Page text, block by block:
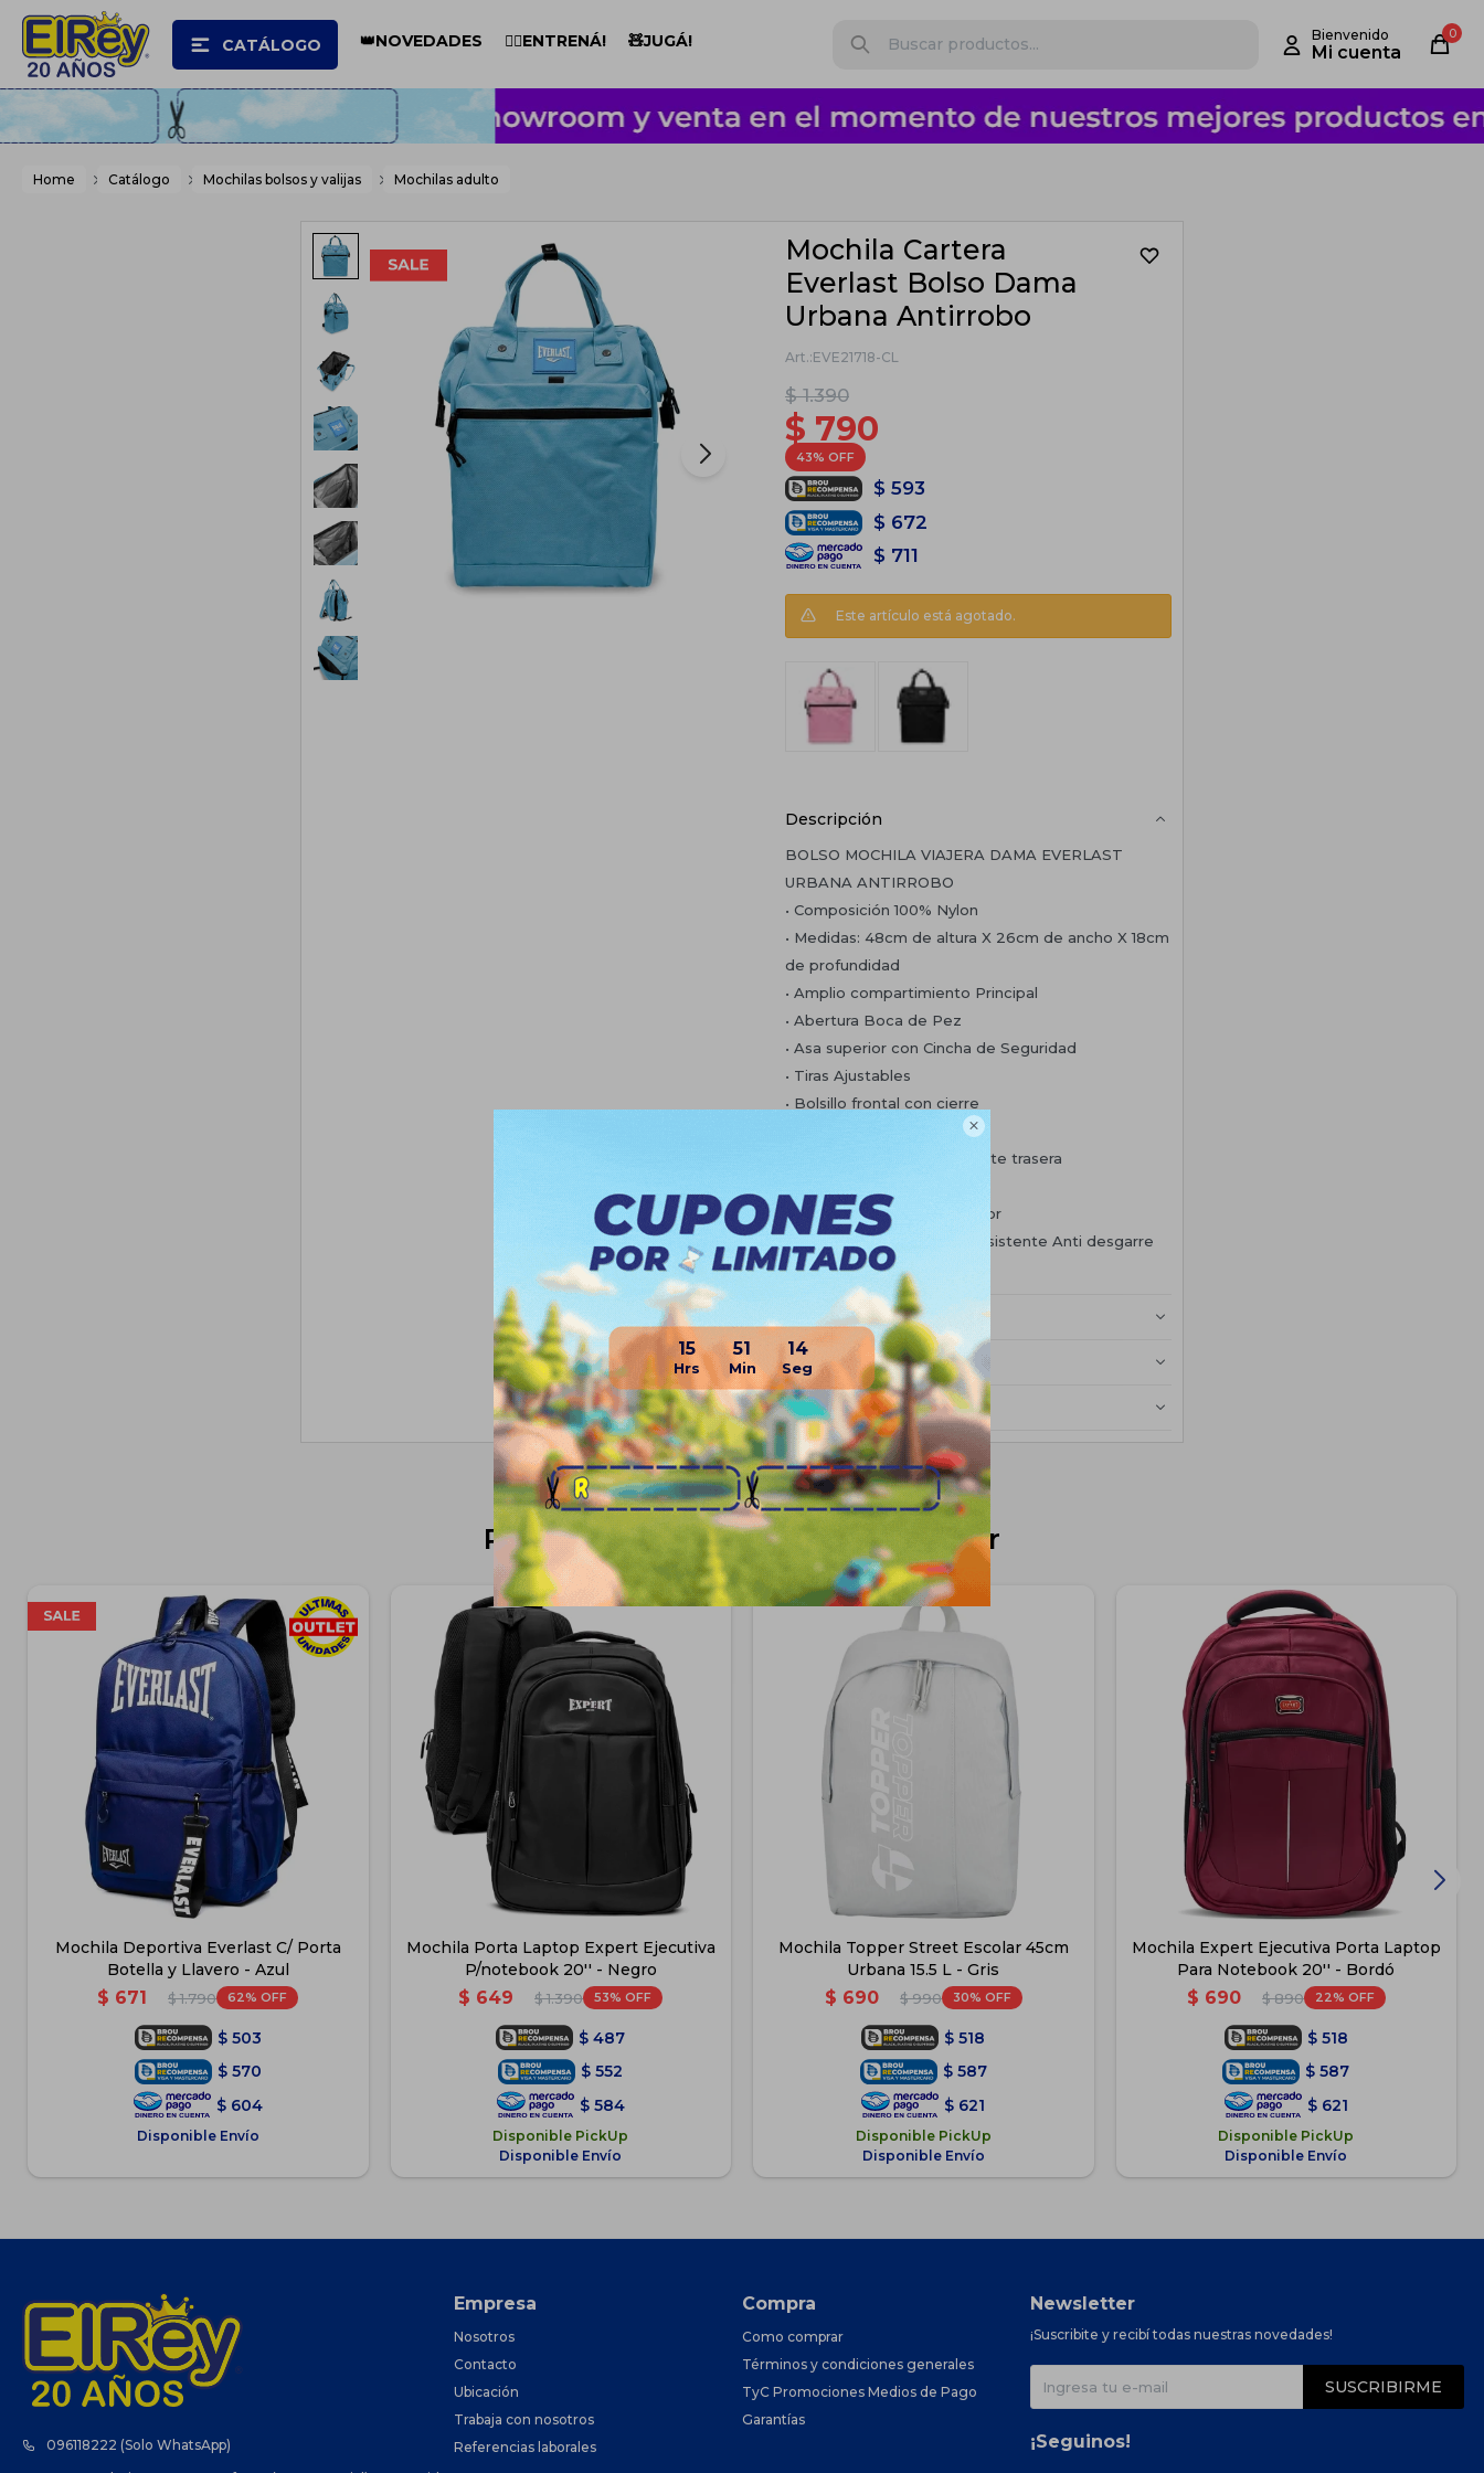

15 51 13
CATÁLOGO 👑NOVEDADES 🏋️‍♂️ENTRENÁ! 🧸JUGÁ! 0
Home Catálogo Mochilas bolsos y valijas Mochilas adulto
Mochila Cartera
Everlast Bolso Dama
Urbana Antirrobo
EVE21718-CL
$ 1.390
$ 790
43
$ 593
$ 672
$ 711
Este artículo está agotado.
Descripción
BOLSO MOCHILA VIAJERA DAMA EVERLAST
URBANA ANTIRROBO
• Composición 100% Nylon
• Medidas: 48cm de altura X 26cm de ancho X 18cm
de profundidad
• Amplio compartimiento Principal
• Abertura Boca de Pez
• Asa superior con Cincha de Seguridad
• Tiras Ajustables
• Bolsillo frontal con cierre
• Bolsillo Antirrobo en la parte trasera
• Logo frontal EVERLAST
• Organizadores en el interior
• Confeccionada en tela Resistente Anti desgarre
• Sistema Air Fluid
Planes de cuotas
Envíos
Medios de pago
Productos que te pueden interesar
Mochila Deportiva Everlast C/ Porta
Botella y Llavero - Azul
$ 671 $ 1.790 62
$ 503
$ 570
$ 604
Disponible Envío
Mochila Porta Laptop Expert Ejecutiva
P/notebook 20'' - Negro
$ 649 $ 1.390 53
$ 487
$ 552
$ 584
Disponible PickUp
Disponible Envío
Mochila Topper Street Escolar 45cm
Urbana 15.5 L - Gris
$ 690 $ 990 30
$ 518
$ 587
$ 621
Disponible PickUp
Disponible Envío
Mochila Expert Ejecutiva Porta Laptop
Para Notebook 20'' - Bordó
$ 690 $ 890 22
$ 518
$ 587
$ 621
Disponible PickUp
Disponible Envío
096118222 (Solo WhatsApp)
Empresa
Nosotros
Contacto
Ubicación
Trabaja con nosotros
Referencias laborales
Compra
Como comprar
Términos y condiciones generales
TyC Promociones Medios de Pago
Garantías
Newsletter
¡Suscribite y recibí todas nuestras novedades!
SUSCRIBIRME
¡Seguinos!